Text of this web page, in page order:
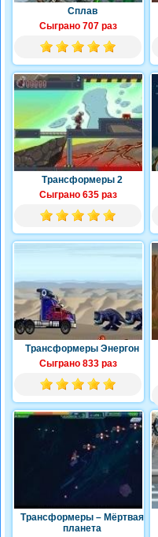
Сплав
Сыграно 707 раз
Трансформеры 2
Сыграно 635 раз
Трансформеры Энергон
Сыграно 833 раз
Трансформеры – Мёртвая
планета